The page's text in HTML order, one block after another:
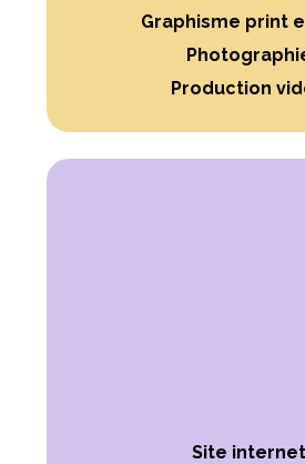
Graphisme print
Production
Site internet